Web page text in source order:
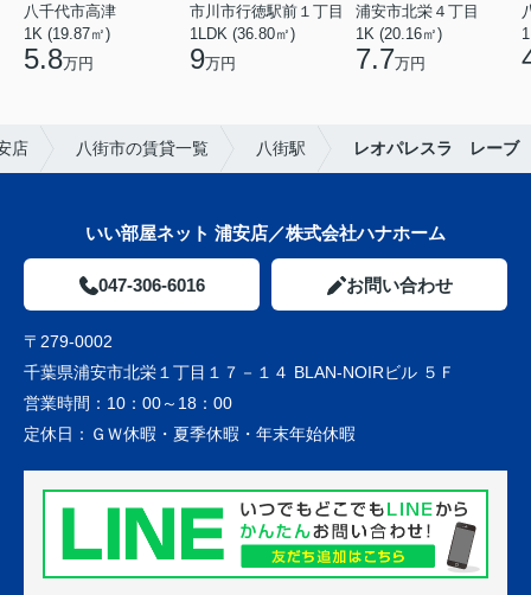
八千代市高津
1K (19.87㎡)
5.8万円
市川市行徳駅前１丁目
1LDK (36.80㎡)
9万円
浦安市北栄４丁目
1K (20.16㎡)
7.7万円
店 八街市の賃貸一覧 八街駅 レオパレスラ レーブ
いい部屋ネット 浦安店／株式会社ハナホーム
047-306-6016 お問い合わせ
〒279-0002
千葉県浦安市北栄１丁目１７－１４ BLAN-NOIRビル ５Ｆ
営業時間： 10：00～18：00
定休日： ＧＷ休暇・夏季休暇・年末年始休暇